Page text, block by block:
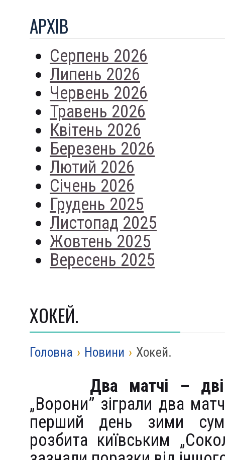
АРХIВ
Серпень 2026
Липень 2026
Червень 2026
Травень 2026
Квітень 2026
Березень 2026
Лютий 2026
Січень 2026
Грудень 2025
Листопад 2025
Жовтень 2025
Вересень 2025
ХОКЕЙ.
Головна › Новини › Хокей.
Два матчі –
„Ворони” зіграли два
перший день зими
розбита київським